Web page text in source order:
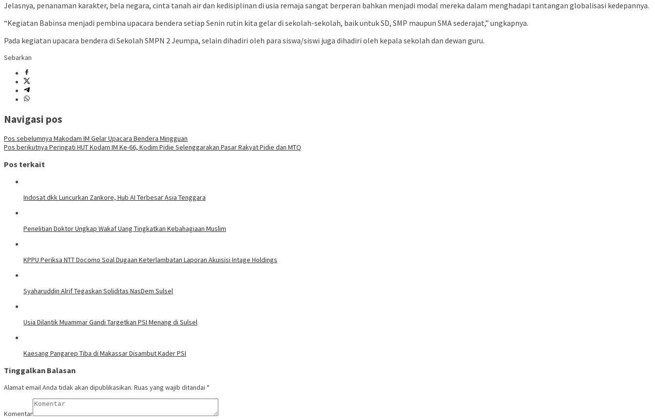
Jelasnya, penanaman karakter, bela negara, cinta tanah air dan kedisiplinan di usia remaja sangat berperan bahkan menjadi modal mereka dalam menghadapi tantangan globalisasi kedepannya.
“Kegiatan Babinsa menjadi pembina upacara bendera setiap Senin rutin kita gelar di sekolah-sekolah, baik untuk SD, SMP maupun SMA sederajat,” ungkapnya.
Pada kegiatan upacara bendera di Sekolah SMPN 2 Jeumpa, selain dihadiri oleh para siswa/siswi juga dihadiri oleh kepala sekolah dan dewan guru.
Sebarkan
Navigasi pos
Pos sebelumnya Makodam IM Gelar Upacara Bendera Mingguan
Pos berikutnya Peringati HUT Kodam IM Ke-66, Kodim Pidie Selenggarakan Pasar Rakyat Pidie dan MTQ
Pos terkait
Indosat dkk Luncurkan Zankore, Hub AI Terbesar Asia Tenggara
Penelitian Doktor Ungkap Wakaf Uang Tingkatkan Kebahagiaan Muslim
KPPU Periksa NTT Docomo Soal Dugaan Keterlambatan Laporan Akuisisi Intage Holdings
Syaharuddin Alrif Tegaskan Soliditas NasDem Sulsel
Usia Dilantik Muammar Gandi Targetkan PSI Menang di Sulsel
Kaesang Pangarep Tiba di Makassar Disambut Kader PSI
Tinggalkan Balasan
Alamat email Anda tidak akan dipublikasikan. Ruas yang wajib ditandai *
Komentar